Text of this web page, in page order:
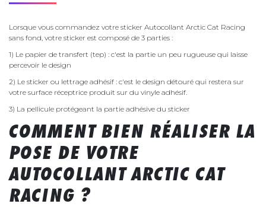
Lorsque vous commandez votre sticker Autocollant Arctic Cat Racing
sans fond, votre sticker est composé de 3 parties :
1) Le papier de transfert (tep) : c'est la partie un peu rugueuse qui laisse
percevoir le design
2) Le sticker ou lettrage adhésif : c'est le design détouré qui restera sur
votre surface réceptrice produit sur du vinyle adhésif.
3) La pellicule protégeant la partie adhésive du sticker
COMMENT BIEN RÉALISER LA
POSE DE VOTRE
AUTOCOLLANT ARCTIC CAT
RACING ?